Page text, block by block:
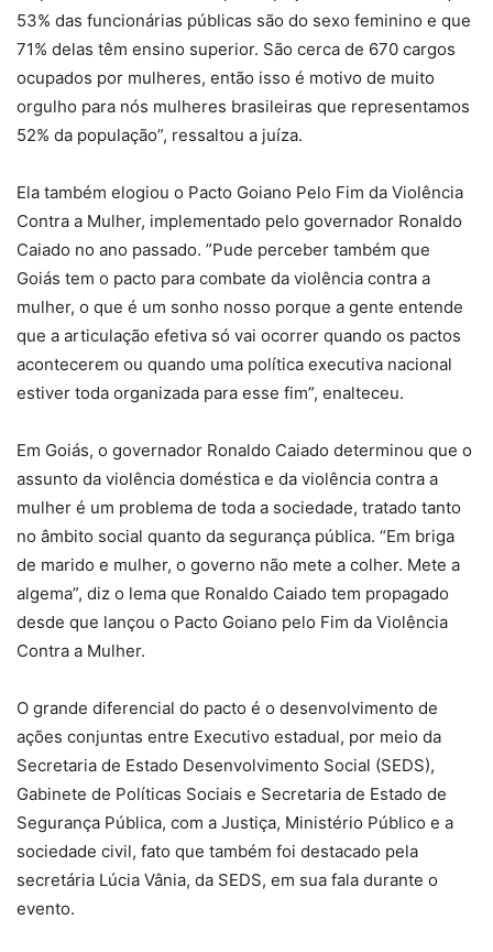
53% das funcionárias públicas são do sexo feminino e que
71% delas têm ensino superior. São cerca de 670 cargos
ocupados por mulheres, então isso é motivo de muito
orgulho para nós mulheres brasileiras que representamos
52% da população”, ressaltou a juíza.
Ela também elogiou o Pacto Goiano Pelo Fim da Violência
Contra a Mulher, implementado pelo governador Ronaldo
Caiado no ano passado. ”Pude perceber também que
Goiás tem o pacto para combate da violência contra a
mulher, o que é um sonho nosso porque a gente entende
que a articulação efetiva só vai ocorrer quando os pactos
acontecerem ou quando uma política executiva nacional
estiver toda organizada para esse fim”, enalteceu.
Em Goiás, o governador Ronaldo Caiado determinou que o
assunto da violência doméstica e da violência contra a
mulher é um problema de toda a sociedade, tratado tanto
no âmbito social quanto da segurança pública. “Em briga
de marido e mulher, o governo não mete a colher. Mete a
algema”, diz o lema que Ronaldo Caiado tem propagado
desde que lançou o Pacto Goiano pelo Fim da Violência
Contra a Mulher.
O grande diferencial do pacto é o desenvolvimento de
ações conjuntas entre Executivo estadual, por meio da
Secretaria de Estado Desenvolvimento Social (SEDS),
Gabinete de Políticas Sociais e Secretaria de Estado de
Segurança Pública, com a Justiça, Ministério Público e a
sociedade civil, fato que também foi destacado pela
secretária Lúcia Vânia, da SEDS, em sua fala durante o
evento.